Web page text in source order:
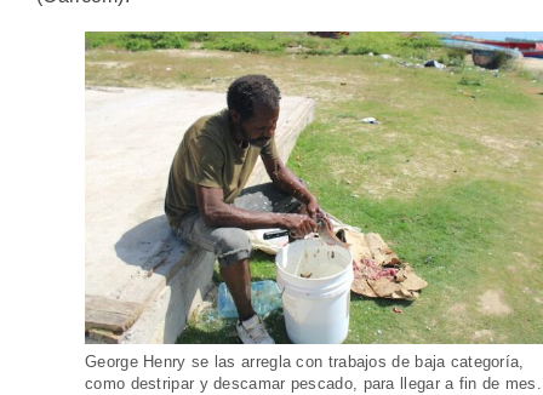
George Henry se las arregla con trabajos de baja categoría,
como destripar y descamar pescado, para llegar a fin de mes.